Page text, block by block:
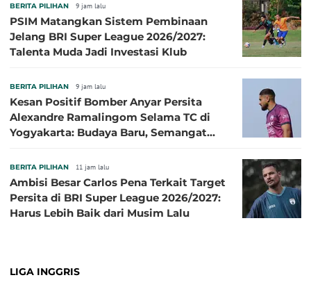
BERITA PILIHAN 9 jam lalu
PSIM Matangkan Sistem Pembinaan
Jelang BRI Super League 2026/2027:
Talenta Muda Jadi Investasi Klub
BERITA PILIHAN 9 jam lalu
Kesan Positif Bomber Anyar Persita
Alexandre Ramalingom Selama TC di
Yogyakarta: Budaya Baru, Semangat
BERITA PILIHAN 11 jam lalu
Ambisi Besar Carlos Pena Terkait Target
Persita di BRI Super League 2026/2027:
Harus Lebih Baik dari Musim Lalu
LIGA INGGRIS